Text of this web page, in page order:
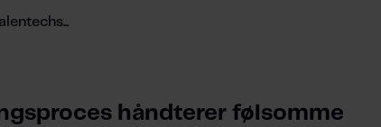
håndterer følsomme